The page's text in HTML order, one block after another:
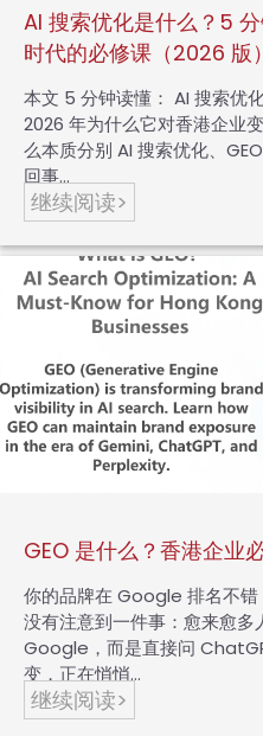
AI 搜索优化是什么？5
时代的必修课（2026 版）
本文 5 分钟读懂： AI 搜索优
2026 年为什么它对香港企业
么本质分别 AI 搜索优化、
回事…
继续阅读>
GEO 是什么？香港企业
你的品牌在 Google 排名不
没有注意到一件事：愈来愈
Google，而是直接问
变，正在悄悄…
继续阅读>